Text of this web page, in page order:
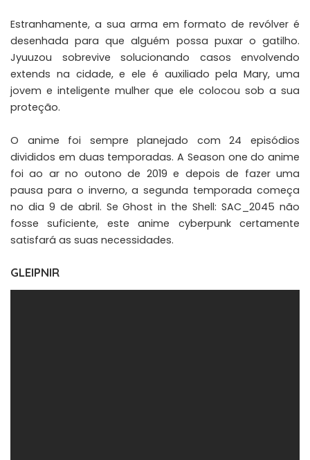
Estranhamente, a sua arma em formato de revólver é
desenhada para que alguém possa puxar o gatilho.
Jyuuzou sobrevive solucionando casos envolvendo
extends na cidade, e ele é auxiliado pela Mary, uma
jovem e inteligente mulher que ele colocou sob a sua
proteção.
O anime foi sempre planejado com 24 episódios
divididos em duas temporadas. A Season one do anime
foi ao ar no outono de 2019 e depois de fazer uma
pausa para o inverno, a segunda temporada começa
no dia 9 de abril. Se Ghost in the Shell: SAC_2045 não
fosse suficiente, este anime cyberpunk certamente
satisfará as suas necessidades.
GLEIPNIR